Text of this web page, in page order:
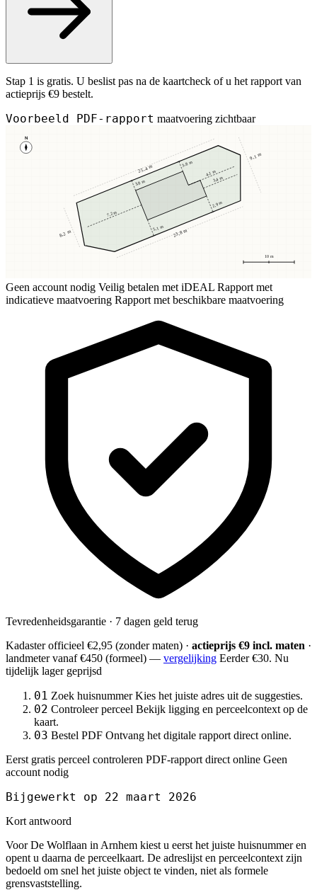
Stap 1 is gratis. U beslist pas na de kaartcheck of u het rapport van
actieprijs €9 bestelt.
Voorbeeld PDF-rapport maatvoering zichtbaar
N
10 m
3,8 m
3,8 m
5,1 m
2,9 m
7,2 m
3,4 m
4,1 m
25,4 m
23,8 m
8,2 m
9,1 m
Geen account nodig Veilig betalen met iDEAL Rapport met
indicatieve maatvoering Rapport met beschikbare maatvoering
Tevredenheidsgarantie · 7 dagen geld terug
Kadaster officieel €2,95 (zonder maten) · actieprijs €9 incl. maten ·
landmetervanaf €450 (formeel) — vergelijking Eerder €30. Nu
tijdelijk lager geprijsd
01 Zoek huisnummer Kies het juiste adres uit de suggesties.
02 Controleer perceel Bekijk ligging en perceelcontext op de
kaart.
03 Bestel PDF Ontvang het digitale rapport direct online.
Eerst gratis perceel controleren PDF-rapport direct online Geen
account nodig
Bijgewerkt op 22 maart 2026
Kort antwoord
Voor De Wolflaan in Arnhem kiest u eerst het juiste huisnummer en
opent u daarna de perceelkaart. De adreslijst en perceelcontext zijn
bedoeld om snel het juiste object te vinden, niet als formele
grensvaststelling.